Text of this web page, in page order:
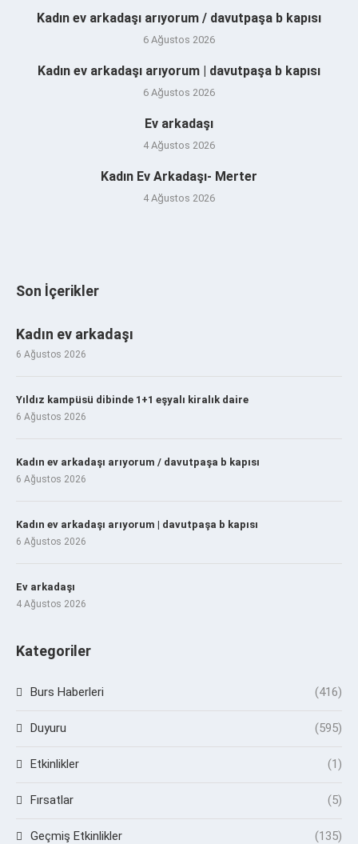
Kadın ev arkadaşı arıyorum / davutpaşa b kapısı
6 Ağustos 2026
Kadın ev arkadaşı arıyorum | davutpaşa b kapısı
6 Ağustos 2026
Ev arkadaşı
4 Ağustos 2026
Kadın Ev Arkadaşı- Merter
4 Ağustos 2026
Son İçerikler
Kadın ev arkadaşı
6 Ağustos 2026
Yıldız kampüsü dibinde 1+1 eşyalı kiralık daire
6 Ağustos 2026
Kadın ev arkadaşı arıyorum / davutpaşa b kapısı
6 Ağustos 2026
Kadın ev arkadaşı arıyorum | davutpaşa b kapısı
6 Ağustos 2026
Ev arkadaşı
4 Ağustos 2026
Kategoriler
Burs Haberleri (416)
Duyuru (595)
Etkinlikler (1)
Fırsatlar (5)
Geçmiş Etkinlikler (135)